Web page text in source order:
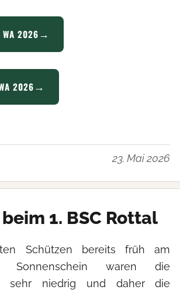
WA 2026
2026
23. Mai 2026
1. BSC Rottal
Schützen bereits früh am
Sonnenschein waren die
sehr niedrig und daher die